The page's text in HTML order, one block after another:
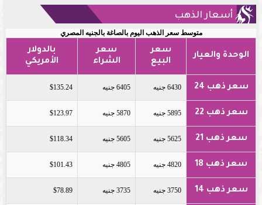
أسعار الذهب
متوسط سعر الذهب اليوم بالصاغة بالجنيه المصري
الوحدة والعيار
سعر
البيع
سعر
الشراء
بالدولار
الأمريكي
سعر ذهب 24 6430 جنيه 6405 جنيه $135.24
سعر ذهب 22 5895 جنيه 5870 جنيه $123.97
سعر ذهب 21 5625 جنيه 5605 جنيه $118.34
سعر ذهب 18 4820 جنيه 4805 جنيه $101.43
سعر ذهب 14 3750 جنيه 3735 جنيه $78.89